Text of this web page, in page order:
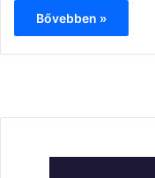
Bővebben »